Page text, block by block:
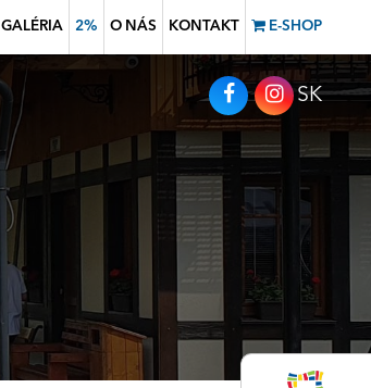
GALÉRIA 2% O NÁS KONTAKT E-SHOP
SK